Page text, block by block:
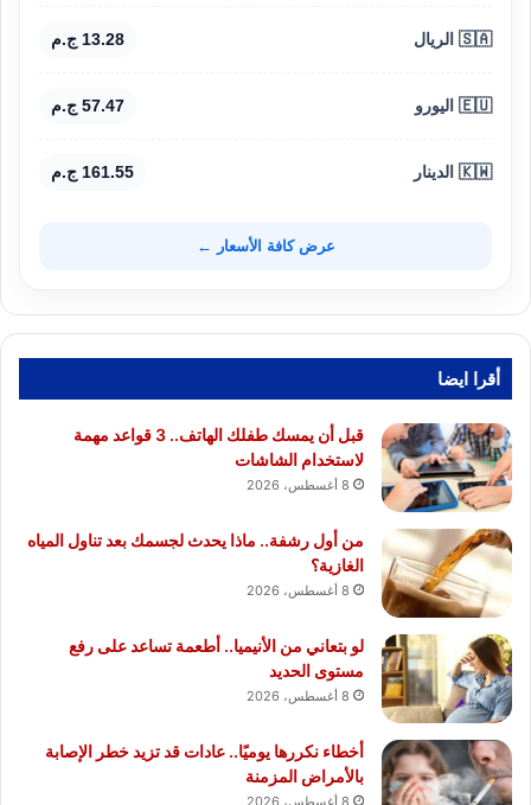
🇸🇦 الريال 13.28 ج.م
🇪🇺 اليورو 57.47 ج.م
🇰🇼 الدينار 161.55 ج.م
عرض كافة الأسعار ←
أقرا ايضا
قبل أن يمسك طفلك الهاتف.. 3 قواعد مهمة
لاستخدام الشاشات
8 أغسطس، 2026
من أول رشفة.. ماذا يحدث لجسمك بعد تناول المياه
الغازية؟
8 أغسطس، 2026
لو بتعاني من الأنيميا.. أطعمة تساعد على رفع
مستوى الحديد
8 أغسطس، 2026
أخطاء نكررها يوميًا.. عادات قد تزيد خطر الإصابة
بالأمراض المزمنة
8 أغسطس، 2026